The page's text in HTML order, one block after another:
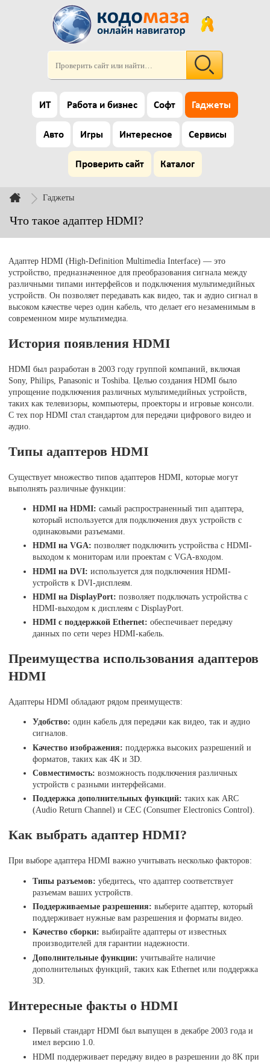
ИТ Работа и бизнес Софт Гаджеты
Авто Игры Интересное Сервисы
Проверить сайт Каталог
Гаджеты
Что такое адаптер HDMI?
Адаптер HDMI (High-Definition Multimedia Interface) — это
устройство, предназначенное для преобразования сигнала между
различными типами интерфейсов и подключения мультимедийных
устройств. Он позволяет передавать как видео, так и аудио сигнал в
высоком качестве через один кабель, что делает его незаменимым в
современном мире мультимедиа.
История появления HDMI
HDMI был разработан в 2003 году группой компаний, включая
Sony, Philips, Panasonic и Toshiba. Целью создания HDMI было
упрощение подключения различных мультимедийных устройств,
таких как телевизоры, компьютеры, проекторы и игровые консоли.
С тех пор HDMI стал стандартом для передачи цифрового видео и
аудио.
Типы адаптеров HDMI
Существует множество типов адаптеров HDMI, которые могут
выполнять различные функции:
HDMI на HDMI: самый распространенный тип адаптера,
который используется для подключения двух устройств с
одинаковыми разъемами.
HDMI на VGA: позволяет подключить устройства с HDMI-
выходом к мониторам или проектам с VGA-входом.
HDMI на DVI: используется для подключения HDMI-
устройств к DVI-дисплеям.
HDMI на DisplayPort: позволяет подключать устройства с
HDMI-выходом к дисплеям с DisplayPort.
HDMI с поддержкой Ethernet: обеспечивает передачу
данных по сети через HDMI-кабель.
Преимущества использования адаптеров
HDMI
Адаптеры HDMI обладают рядом преимуществ:
Удобство: один кабель для передачи как видео, так и аудио
сигналов.
Качество изображения: поддержка высоких разрешений и
форматов, таких как 4K и 3D.
Совместимость: возможность подключения различных
устройств с разными интерфейсами.
Поддержка дополнительных функций: таких как ARC
(Audio Return Channel) и CEC (Consumer Electronics Control).
Как выбрать адаптер HDMI?
При выборе адаптера HDMI важно учитывать несколько факторов:
Типы разъемов: убедитесь, что адаптер соответствует
разъемам ваших устройств.
Поддерживаемые разрешения: выберите адаптер, который
поддерживает нужные вам разрешения и форматы видео.
Качество сборки: выбирайте адаптеры от известных
производителей для гарантии надежности.
Дополнительные функции: учитывайте наличие
дополнительных функций, таких как Ethernet или поддержка
3D.
Интересные факты о HDMI
Первый стандарт HDMI был выпущен в декабре 2003 года и
имел версию 1.0.
HDMI поддерживает передачу видео в разрешении до 8K при